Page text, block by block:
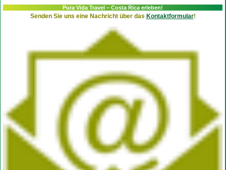
Pura Vida Travel – Costa Rica erleben!
Senden Sie uns eine Nachricht über das Kontaktformular!